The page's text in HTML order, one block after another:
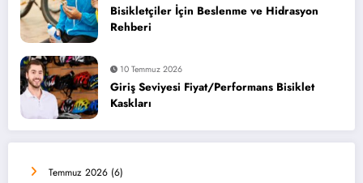
Bisikletçiler İçin Beslenme ve Hidrasyon
Rehberi
10 Temmuz 2026
Giriş Seviyesi Fiyat/Performans Bisiklet
Kaskları
Temmuz 2026 (6)